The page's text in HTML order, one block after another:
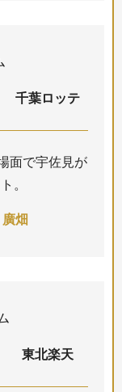
千葉ロッテ
面で宇佐見が
。
廣畑
東北楽天